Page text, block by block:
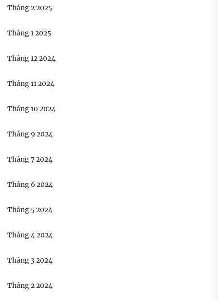
Tháng 2 2025
Tháng 1 2025
Tháng 12 2024
Tháng 11 2024
Tháng 10 2024
Tháng 9 2024
Tháng 7 2024
Tháng 6 2024
Tháng 5 2024
Tháng 4 2024
Tháng 3 2024
Tháng 2 2024